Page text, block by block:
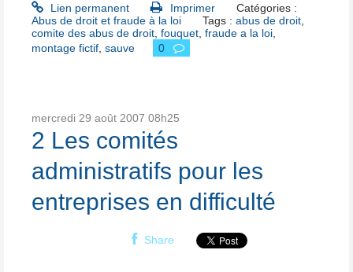
Lien permanent Imprimer
Catégories :
Abus de droit et fraude à la loi
Tags :abus de droit
comite des abus de droit fouquet fraude a la loi
montage fictif sauve 0
mercredi 29 août 2007 08h25
2 Les comités
administratifs pour les
entreprises en difficulté
Share